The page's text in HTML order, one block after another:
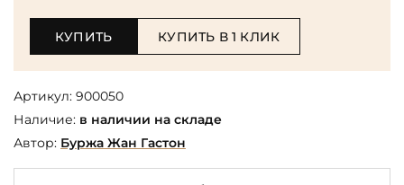
КУПИТЬ КУПИТЬ В 1 КЛИК
Артикул: 900050
Наличие: в наличии на складе
Автор: Буржа Жан Гастон